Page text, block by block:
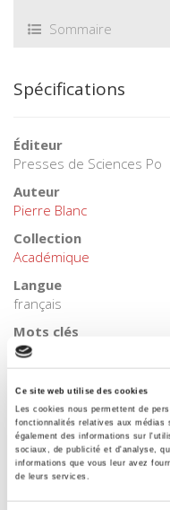
Ce site web utilise des cookies
Les cookies nous permettent de
fonctionnalités relatives aux médias
également des informations sur
sociaux, de publicité et d'analyse,
informations que vous leur avez
de leurs services.
Sommaire
Spécifications
Éditeur
Presses de Sciences Po
Auteur
Pierre Blanc
Collection
Académique
Langue
français
Mots clés
agriculture
Orient,Palestine,
Catégorie (éditeur)
Internet Hierarchy>
Orient
Catégorie (éditeur)
Internet Hierarchy